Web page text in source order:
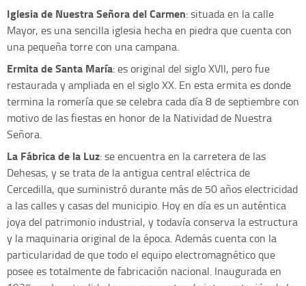
Iglesia de Nuestra Señora del Carmen: situada en la calle
Mayor, es una sencilla iglesia hecha en piedra que cuenta con
una pequeña torre con una campana.
Ermita de Santa María: es original del siglo XVII, pero fue
restaurada y ampliada en el siglo XX. En esta ermita es donde
termina la romería que se celebra cada día 8 de septiembre con
motivo de las fiestas en honor de la Natividad de Nuestra
Señora.
La Fábrica de la Luz: se encuentra en la carretera de las
Dehesas, y se trata de la antigua central eléctrica de
Cercedilla, que suministró durante más de 50 años electricidad
a las calles y casas del municipio. Hoy en día es un auténtica
joya del patrimonio industrial, y todavía conserva la estructura
y la maquinaria original de la época. Además cuenta con la
particularidad de que todo el equipo electromagnético que
posee es totalmente de fabricación nacional. Inaugurada en